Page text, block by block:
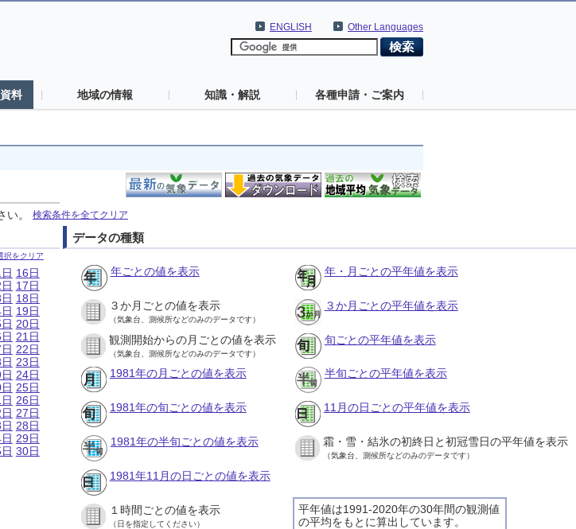
Other Languages
ENGLISH
料 地域の情報 知識・解説 各種申請・ご案内
。 検索条件を全てクリア
択をクリア
16日
17日
18日
19日
20日
21日
22日
23日
24日
25日
26日
27日
28日
29日
30日
データの種類
年ごとの値を表示 年・月ごとの平年値を表示
３か月ごとの値を表示
（気象台、測候所などのみのデータです）
３か月ごとの平年値を表示
観測開始からの月ごとの値を表示
（気象台、測候所などのみのデータです）
旬ごとの平年値を表示
1981年の月ごとの値を表示 半旬ごとの平年値を表示
1981年の旬ごとの値を表示 11月の日ごとの平年値を表示
1981年の半旬ごとの値を表示 霜・雪・結氷の初終日と初冠雪日の平年値を表示
（気象台、測候所などのみのデータです）
1981年11月の日ごとの値を表示
平年値は1991-2020年の30年間の観測値
の平均をもとに算出しています。
１時間ごとの値を表示
（日を指定してください）